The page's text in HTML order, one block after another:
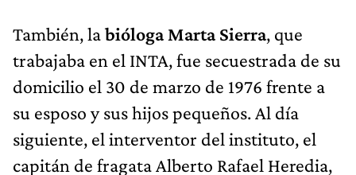
También, labióloga Marta Sierra, que
trabajaba en el INTA, fue secuestrada de su
domicilio el 30 de marzo de 1976 frente a
su esposo y sus hijos pequeños. Al día
siguiente, el interventor del instituto, el
capitán de fragata Alberto Rafael Heredia,